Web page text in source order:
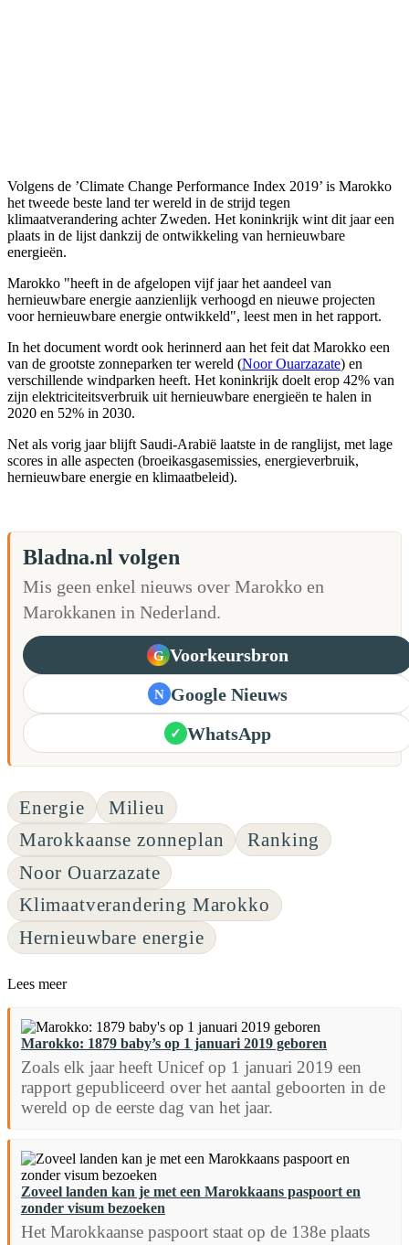
Volgens de ’Climate Change Performance Index 2019’ is Marokko
het tweede beste land ter wereld in de strijd tegen
klimaatverandering achter Zweden. Het koninkrijk wint dit jaar een
plaats in de lijst dankzij de ontwikkeling van hernieuwbare
energieën.
Marokko "heeft in de afgelopen vijf jaar het aandeel van
hernieuwbare energie aanzienlijk verhoogd en nieuwe projecten
voor hernieuwbare energie ontwikkeld", leest men in het rapport.
In het document wordt ook herinnerd aan het feit dat Marokko een
van de grootste zonneparken ter wereld (Noor Ouarzazate) en
verschillende windparken heeft. Het koninkrijk doelt erop 42% van
zijn elektriciteitsverbruik uit hernieuwbare energieën te halen in
2020 en 52% in 2030.
Net als vorig jaar blijft Saudi-Arabië laatste in de ranglijst, met lage
scores in alle aspecten (broeikasgasemissies, energieverbruik,
hernieuwbare energie en klimaatbeleid).
Bladna.nl volgen
Mis geen enkel nieuws over Marokko en
Marokkanen in Nederland.
G Voorkeursbron
N Google Nieuws
✓ WhatsApp
Energie
Milieu
Marokkaanse zonneplan
Ranking
Noor Ouarzazate
Klimaatverandering Marokko
Hernieuwbare energie
Lees meer
Marokko: 1879 baby’s op 1 januari 2019 geboren
Zoals elk jaar heeft Unicef op 1 januari 2019 een
rapport gepubliceerd over het aantal geboorten in de
wereld op de eerste dag van het jaar.
Zoveel landen kan je met een Marokkaans paspoort en
zonder visum bezoeken
Het Marokkaanse paspoort staat op de 138e plaats